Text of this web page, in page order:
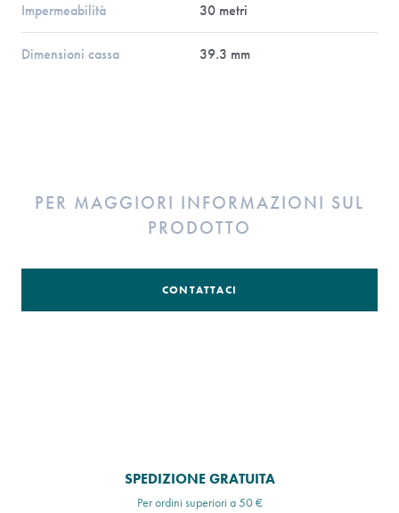
Impermeabilità 30 metri
Dimensioni cassa 39.3 mm
PER MAGGIORI INFORMAZIONI SUL
PRODOTTO
CONTATTACI
SPEDIZIONE GRATUITA
Per ordini superiori a 50 €